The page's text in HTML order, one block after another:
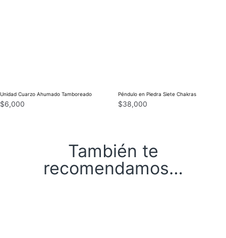
Unidad Cuarzo Ahumado Tamboreado
$6,000
Péndulo en Piedra Siete Chakras
$38,000
También te
recomendamos…